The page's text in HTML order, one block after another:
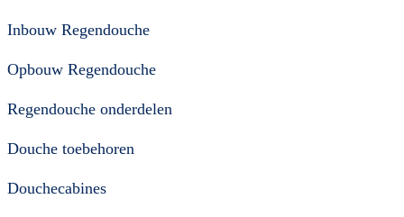
Inbouw Regendouche
Opbouw Regendouche
Regendouche onderdelen
Douche toebehoren
Douchecabines